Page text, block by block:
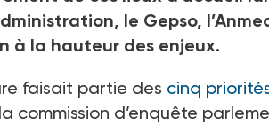
le Gepso,
à la hauteur des enjeux.
faisait partie des cinq
commission d’enquête